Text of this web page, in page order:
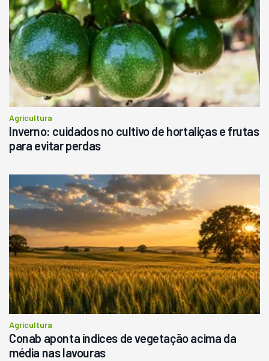
R$ 145.000
Consultar
Agricultura
Inverno: cuidados no cultivo de hortaliças e frutas
para evitar perdas
Agricultura
Conab aponta índices de vegetação acima da
média nas lavouras